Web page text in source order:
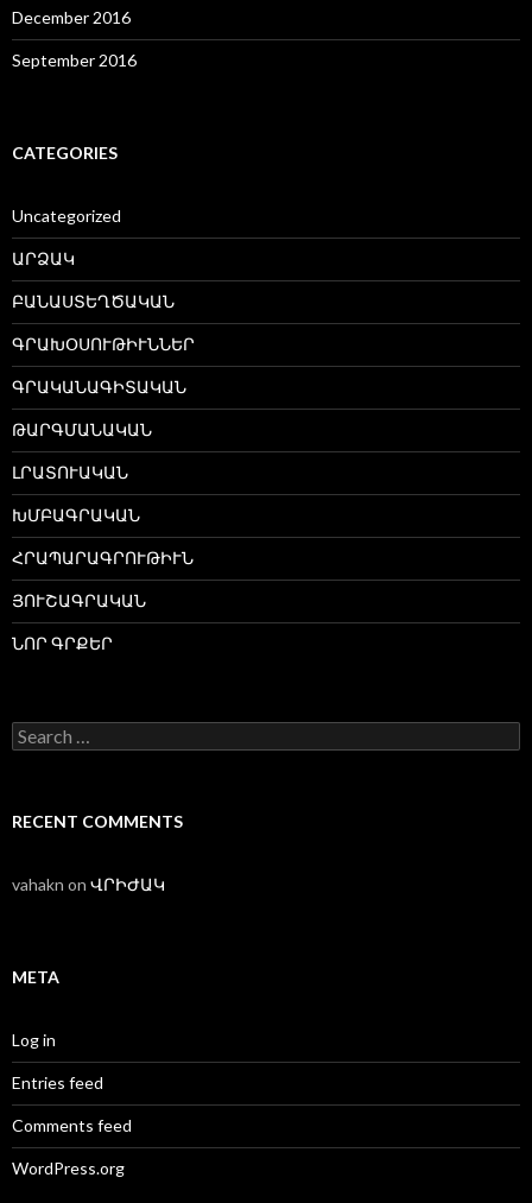
December 2016
September 2016
CATEGORIES
Uncategorized
ԱՐՁԱԿ
ԲԱՆԱՍՏԵՂԾԱԿԱՆ
ԳՐԱԽՕՍՈՒԹԻՒՆՆԵՐ
ԳՐԱԿԱՆԱԳԻՏԱԿԱՆ
ԹԱՐԳՄԱՆԱԿԱՆ
ԼՐԱՏՈՒԱԿԱՆ
ԽՄԲԱԳՐԱԿԱՆ
ՀՐԱՊԱՐԱԳՐՈՒԹԻՒՆ
ՅՈՒՇԱԳՐԱԿԱՆ
ՆՈՐ ԳՐՔԵՐ
Search
for:
RECENT COMMENTS
vahakn on ՎՐԻԺԱԿ
META
Log in
Entries feed
Comments feed
WordPress.org